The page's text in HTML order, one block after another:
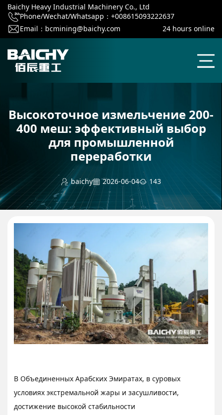
Baichy Heavy Industrial Machinery Co., Ltd
Phone/Wechat/Whatsapp：+008615093222637
Email： bcmining@baichy.com 24 hours online
Высокоточное измельчение 200-
400 меш: эффективный выбор
для промышленной
переработки
baichy 2026-06-04 143
В Объединенных Арабских Эмиратах, в суровых
условиях экстремальной жары и засушливости,
достижение высокой стабильности